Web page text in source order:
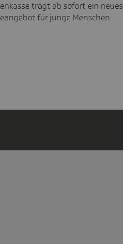
trägt ab sofort ein neues
für junge Menschen.